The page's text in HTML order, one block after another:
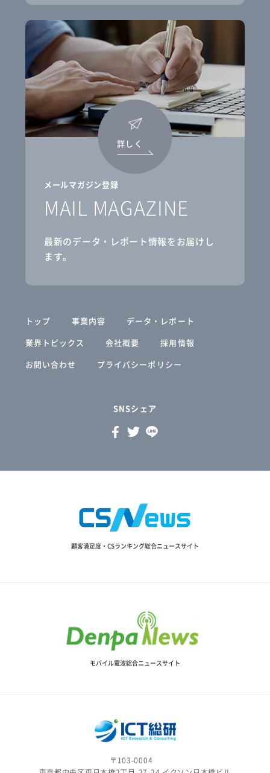
メールマガジン登録
MAIL MAGAZINE
最新のデータ・レポート情報をお届けし
ます。
詳しく
トップ 事業内容
データ・レポート
業界トピックス
会社概要
採用情報
お問い合わせ
プライバシーポリシー
SNSシェア
顧客満足度・CSランキング総合ニュースサイト
モバイル電波総合ニュースサイト
〒103-0004